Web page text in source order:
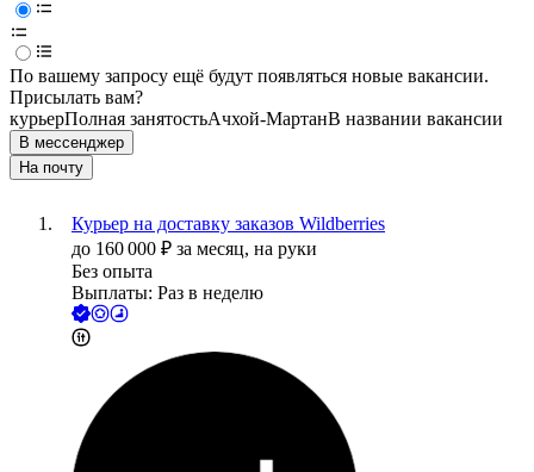
По вашему запросу ещё будут появляться новые вакансии.
Присылать вам?
курьерПолная занятостьАчхой-МартанВ названии вакансии
В мессенджер
На почту
Курьер на доставку заказов Wildberries
до 160 000 ₽ за месяц, на руки
Без опыта
Выплаты: Раз в неделю